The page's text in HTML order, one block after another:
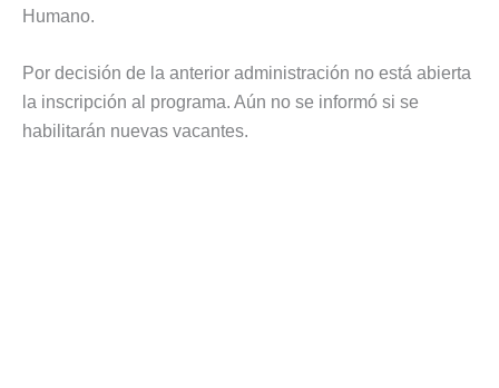
Humano.
Por decisión de la anterior administración no está abierta
la inscripción al programa. Aún no se informó si se
habilitarán nuevas vacantes.